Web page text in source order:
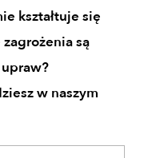
kształtuje się
są
w naszym